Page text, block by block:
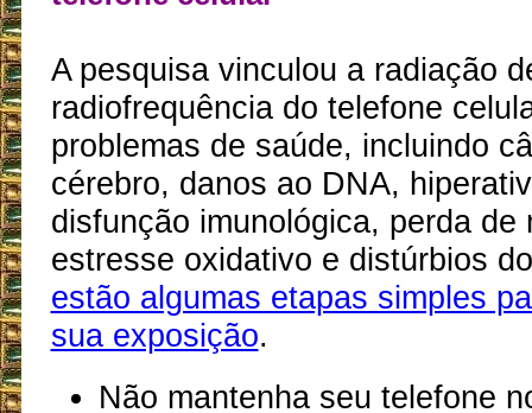
A pesquisa vinculou a radiação
radiofrequência do telefone
problemas de saúde, incluindo
cérebro, danos ao DNA,
disfunção imunológica, perda de
estresse oxidativo e distúrbios
estão algumas etapas simples
sua exposição.
Não mantenha seu telefone